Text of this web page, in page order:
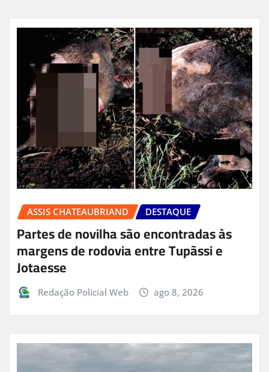
ASSIS CHATEAUBRIAND DESTAQUE
Partes de novilha são encontradas às
margens de rodovia entre Tupãssi e
Jotaesse
Redação Policial Web ago 8, 2026